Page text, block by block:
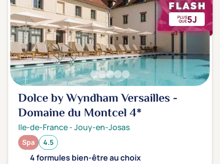
PLUS
QUE5J
Dolce by Wyndham Versailles -
Domaine du Montcel4*
Ile-de-France-Jouy-en-Josas
Spa 4.5
4 formules bien-être au choix